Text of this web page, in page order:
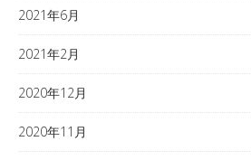
2021年6月
2021年2月
2020年12月
2020年11月